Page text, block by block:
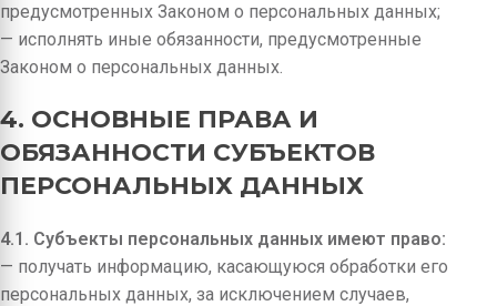
предусмотренных Законом о персональных данных;
— исполнять иные обязанности, предусмотренные
Законом о персональных данных.
4. ОСНОВНЫЕ ПРАВА И
ОБЯЗАННОСТИ СУБЪЕКТОВ
ПЕРСОНАЛЬНЫХ ДАННЫХ
4.1. Субъекты персональных данных имеют право:
— получать информацию, касающуюся обработки его
персональных данных, за исключением случаев,